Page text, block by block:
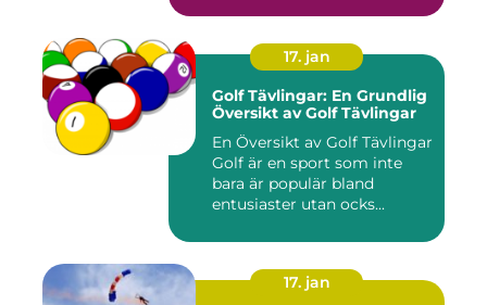
17. jan
Golf Tävlingar: En Grundlig
Översikt av Golf Tävlingar
En Översikt av Golf Tävlingar
Golf är en sport som inte
bara är populär bland
entusiaster utan ocks...
17. jan